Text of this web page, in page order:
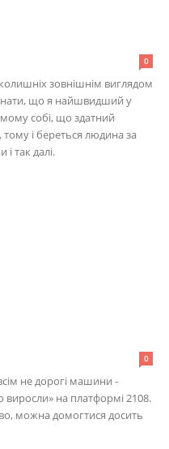
0
зовнішнім виглядом
що я найшвидший у
собі, що здатний
тому і береться людина за
так далі.
0
не дорогі машини -
виросли» на платформі 2108.
можна домогтися досить